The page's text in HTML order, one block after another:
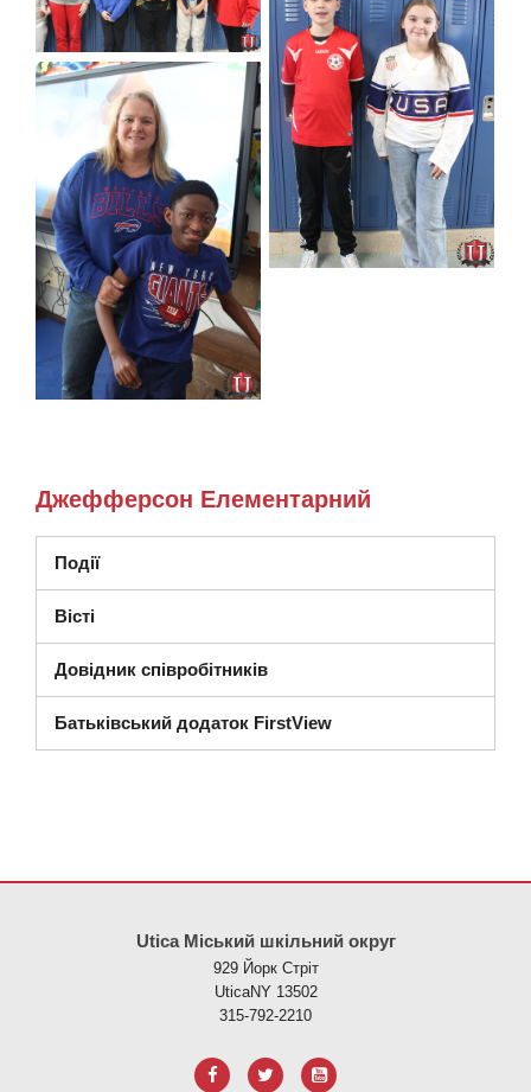
Джефферсон Елементарний
Події
Вісті
Довідник співробітників
Батьківський додаток FirstView
Utica Міський шкільний округ
929 Йорк Стріт
UticaNY 13502
315-792-2210